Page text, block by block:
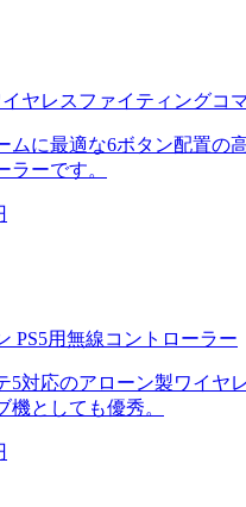
ヤレスファイティングコ
ムに最適な6ボタン配置の
ラーです。
PS5用無線コントローラー
5対応のアローン製ワイヤ
機としても優秀。